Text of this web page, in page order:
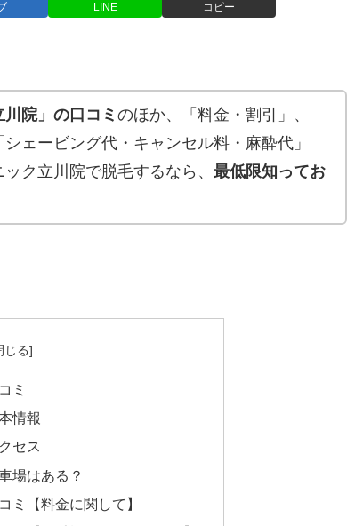
LINE コピー
川院」の口コミ のほか、「料金・割引」、
ェービング代・キャンセル料・麻酔代」
ク立川院で脱毛するなら、 最低限知ってお
ミ
情報
セス
場はある？
ミ【料金に関して】